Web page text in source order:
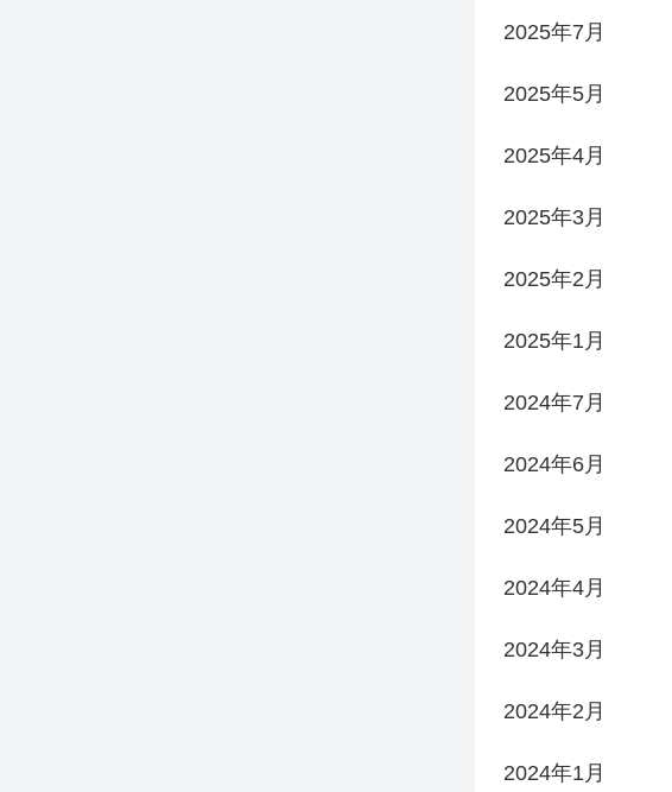
2025年7月
2025年5月
2025年4月
2025年3月
2025年2月
2025年1月
2024年7月
2024年6月
2024年5月
2024年4月
2024年3月
2024年2月
2024年1月